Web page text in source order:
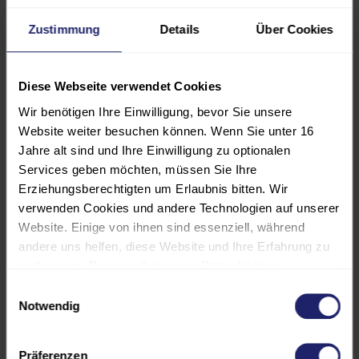
Zustimmung Details Über Cookies
Diese Webseite verwendet Cookies
Wir benötigen Ihre Einwilligung, bevor Sie unsere
Website weiter besuchen können. Wenn Sie unter 16
Jahre alt sind und Ihre Einwilligung zu optionalen
Services geben möchten, müssen Sie Ihre
Erziehungsberechtigten um Erlaubnis bitten. Wir
verwenden Cookies und andere Technologien auf unserer
Website. Einige von ihnen sind essenziell, während
andere uns helfen, diese Website und Ihre Erfahrung zu
personalisierte Anzeigen und Inhalte oder die Messung
von Anzeigen und Inhalten. Weitere Informationen über
Notwendig
Präferenzen
erhalten praxistaugliche
Projekte in der MedTech
Methoden:
Impulsvortrag, Gruppenarbeit mit
praktischen Übungen, Tipps und
Tricks zur praktischen Umsetzung.
Methoden wenden Sie im Workshop
direkt auf Ihre eigenen Projekte und